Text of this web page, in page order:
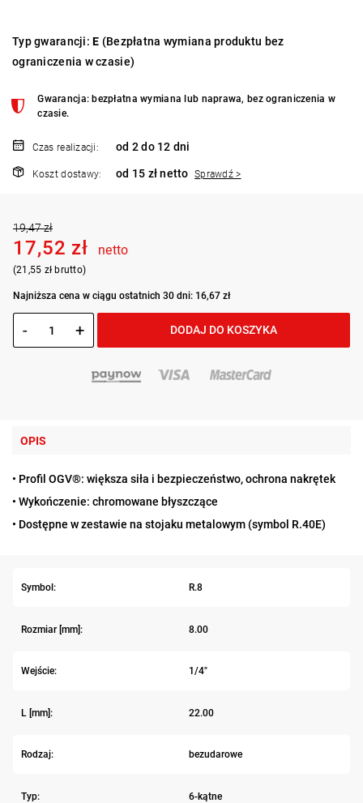
Typ gwarancji:E (Bezpłatna wymiana produktu bez
ograniczenia w czasie)
Gwarancja: bezpłatna wymiana lub naprawa, bez ograniczenia w
czasie.
Czas realizacji: od 2 do 12 dni
Koszt dostawy: od 15 zł netto Sprawdź >
19,47 zł
17,52 zł netto
(21,55 zł brutto)
Najniższa cena w ciągu ostatnich 30 dni: 16,67 zł
- + DODAJ DO KOSZYKA
OPIS
• Profil OGV®: większa siła i bezpieczeństwo, ochrona nakrętek
• Wykończenie: chromowane błyszczące
• Dostępne w zestawie na stojaku metalowym (symbol R.40E)
Symbol: R.8
Rozmiar [mm]: 8.00
Wejście: 1/4"
L [mm]: 22.00
Rodzaj: bezudarowe
Typ: 6-kątne